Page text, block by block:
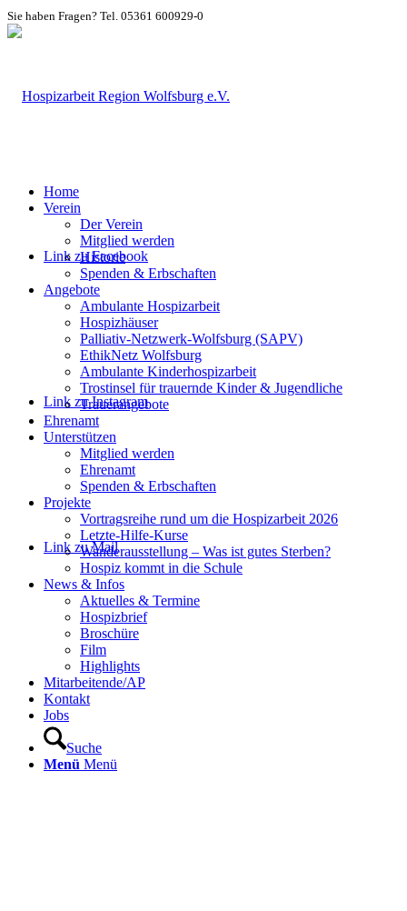
Sie haben Fragen? Tel. 05361 600929-0
Link zu Facebook
Link zu Instagram
Link zu Mail
Home
Verein
Der Verein
Mitglied werden
Historie
Spenden & Erbschaften
Angebote
Ambulante Hospizarbeit
Hospizhäuser
Palliativ-Netzwerk-Wolfsburg (SAPV)
EthikNetz Wolfsburg
Ambulante Kinderhospizarbeit
Trostinsel für trauernde Kinder & Jugendliche
Trauerangebote
Ehrenamt
Unterstützen
Mitglied werden
Ehrenamt
Spenden & Erbschaften
Projekte
Vortragsreihe rund um die Hospizarbeit 2026
Letzte-Hilfe-Kurse
Wanderausstellung – Was ist gutes Sterben?
Hospiz kommt in die Schule
News & Infos
Aktuelles & Termine
Hospizbrief
Broschüre
Film
Highlights
Mitarbeitende/AP
Kontakt
Jobs
Suche
Menü Menü